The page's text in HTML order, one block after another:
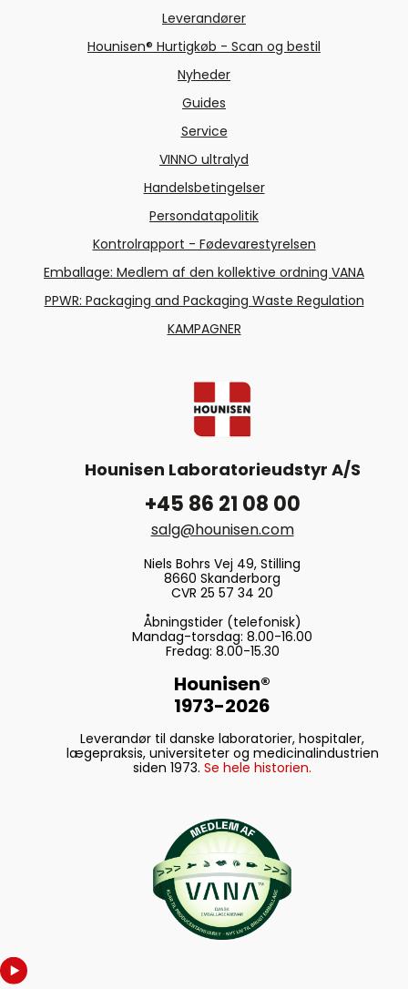
Leverandører
Hounisen® Hurtigkøb - Scan og bestil
Nyheder
Guides
Service
VINNO ultralyd
Handelsbetingelser
Persondatapolitik
Kontrolrapport - Fødevarestyrelsen
Emballage: Medlem af den kollektive ordning VANA
PPWR: Packaging and Packaging Waste Regulation
KAMPAGNER
Hounisen Laboratorieudstyr A/S
+45 86 21 08 00
salg@hounisen.com
Niels Bohrs Vej 49, Stilling
8660 Skanderborg
CVR 25 57 34 20
Åbningstider (telefonisk)
Mandag-torsdag: 8.00-16.00
Fredag: 8.00-15.30
Hounisen®
1973-2026
Leverandør til danske laboratorier, hospitaler,
lægepraksis, universiteter og medicinalindustrien
siden 1973. Se hele historien.